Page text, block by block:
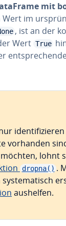
mit
Wert im
, ist an der
Wert True
vorhanden
lohnt
dropna() .
aushelfen.